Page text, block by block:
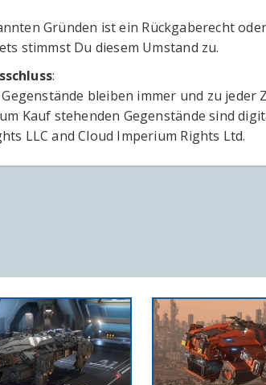
Gründen ist ein Rückgaberecht
stimmst Du diesem Umstand zu.
:
bleiben immer und zu
Kauf stehenden Gegenstände sind
LLC and Cloud Imperium Rights Ltd.
IN DEN WARENKORB